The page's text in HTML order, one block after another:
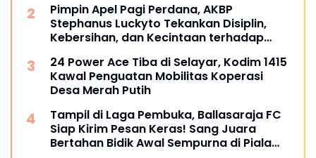
Pimpin Apel Pagi Perdana, AKBP
Stephanus Luckyto Tekankan Disiplin,
Kebersihan, dan Kecintaan terhadap
24 Power Ace Tiba di Selayar, Kodim 1415
Kawal Penguatan Mobilitas Koperasi
Desa Merah Putih
Tampil di Laga Pembuka, Ballasaraja FC
Siap Kirim Pesan Keras! Sang Juara
Bertahan Bidik Awal Sempurna di Piala